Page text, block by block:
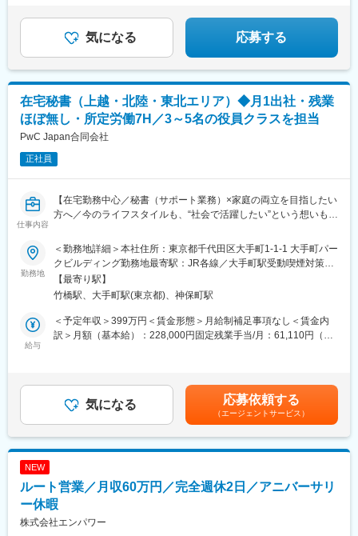
★最大100万円！自動車購入補助 など福利厚生も魅力
気になる 応募する
在宅秘書（上越・北陸・東北エリア）◆月1出社・残業
ほぼ無し・所定労働7H／3～5名の役員クラスを担当
PwC Japan合同会社
正社員
仕事内容
【在宅勤務中心／秘書（サポート業務）×家庭の両立を目指したい
方へ／今のライフスタイルも、“社会で活躍したい”という想いも、
ス×在宅勤務中心の働き方」で長期就業が可能】
■概要：
PwC Japanグループでは、米国法人で成果をあげていた「在宅秘
書」という働き方を2015年から導入し、現在は約80名の在宅秘書
が活躍しています。
当グループのパートナー（一般企業の役員クラス）をリモートで
■業務内容：
複数（3名～5名程度）のパートナー（一般企業の役員クラス）へ
補助
■英語利用について：
勤務地
＜勤務地詳細＞本社住所：東京都千代田区大手町1-1-1 大手町パー
クビルディング勤務地最寄駅：JR各線／大手町駅受動喫煙対策：
屋内全面禁煙
【最寄り駅】
竹橋駅、大手町駅(東京都)、神保町駅
給与
＜予定年収＞399万円＜賃金形態＞月給制補足事項なし＜賃金内
訳＞月額（基本給）：228,000円固定残業手当/月：61,110円（固
間外労働分については追加で支給する。※上記は標準業績賞与込み
の金額となります。賃金はあくまでも目安の金額であり、選考を
通じて上下する可能性があります。月給(月額)は固定手当を含めた
表記です。
気になる 応募依頼する
（エージェントサービス）
NEW
ルート営業／月収60万円／完全週休2日／アニバーサリ
ー休暇
株式会社エンパワー